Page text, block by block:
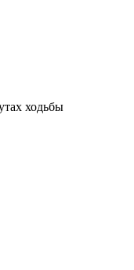
ходьбы